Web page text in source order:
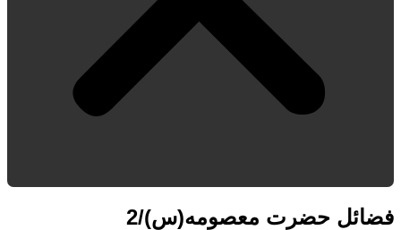
فضائل حضرت معصومه(س)/2